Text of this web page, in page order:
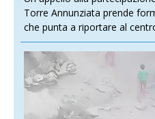
Torre Annunziata prende
che punta a riportare al